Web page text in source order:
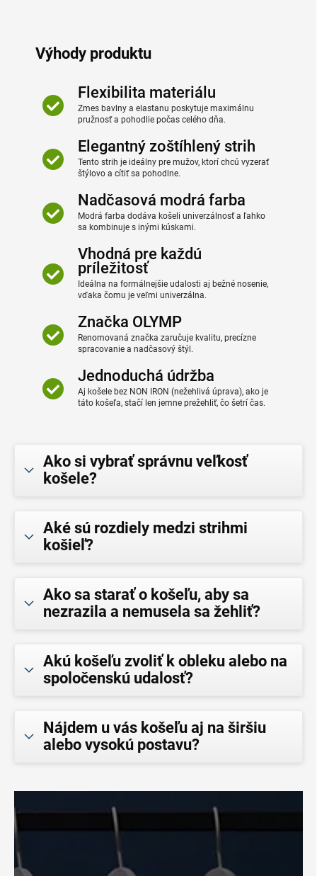
Výhody produktu
Flexibilita materiálu
Zmes bavlny a elastanu poskytuje maximálnu
pružnosť a pohodlie počas celého dňa.
Elegantný zoštíhlený strih
Tento strih je ideálny pre mužov, ktorí chcú vyzerať
štýlovo a cítiť sa pohodlne.
Nadčasová modrá farba
Modrá farba dodáva košeli univerzálnosť a ľahko
sa kombinuje s inými kúskami.
Vhodná pre každú
príležitosť
Ideálna na formálnejšie udalosti aj bežné nosenie,
vďaka čomu je veľmi univerzálna.
Značka OLYMP
Renomovaná značka zaručuje kvalitu, precízne
spracovanie a nadčasový štýl.
Jednoduchá údržba
Aj košele bez NON IRON (nežehlivá úprava), ako je
táto košeľa, stačí len jemne prežehliť, čo šetrí čas.
Ako si vybrať správnu veľkosť
košele?
Aké sú rozdiely medzi strihmi
košieľ?
Ako sa starať o košeľu, aby sa
nezrazila a nemusela sa žehliť?
Akú košeľu zvoliť k obleku alebo na
spoločenskú udalosť?
Nájdem u vás košeľu aj na širšiu
alebo vysokú postavu?